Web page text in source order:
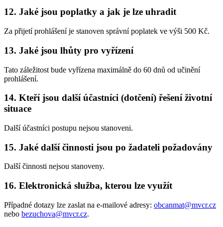
12. Jaké jsou poplatky a jak je lze uhradit
Za přijetí prohlášení je stanoven správní poplatek ve výši 500 Kč.
13. Jaké jsou lhůty pro vyřízení
Tato záležitost bude vyřízena maximálně do 60 dnů od učinění
prohlášení.
14. Kteří jsou další účastníci (dotčení) řešení životní
situace
Další účastníci postupu nejsou stanoveni.
15. Jaké další činnosti jsou po žadateli požadovány
Další činnosti nejsou stanoveny.
16. Elektronická služba, kterou lze využít
Případné dotazy lze zaslat na e-mailové adresy: obcanmat@mvcr.cz
nebo bezuchova@mvcr.cz.